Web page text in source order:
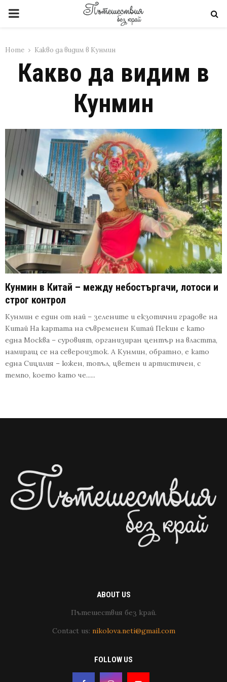
PRIMARY
Home Какво да видим в Кунмин
Какво да видим в
Кунмин
Кунмин в Китай – между небостъргачи, лотоси и
строг контрол
Кунмин е един от най – зелените и екзотични градове на
Китай На картата на съвременен Китай Пекин е като
една Москва – суровият, организиран център на властта,
намиращ се на североизток. А Кунмин, обратно, е като
една Сицилия – южен, топъл, цветен и артистичен, с
темпо, което като че......
ABOUT US
Пътешествия без край.
Contact us: nikolova.neti@gmail.com
FOLLOW US